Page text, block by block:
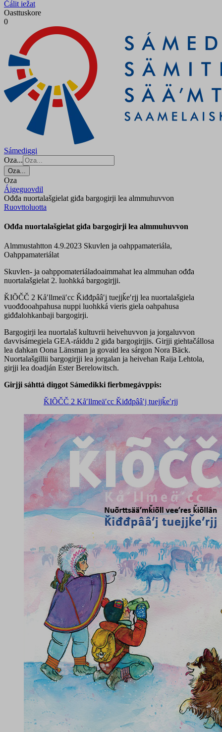
Čálit iežat
Oasttuskore
0
Sámediggi
Oza...
Oza...
Oza
Áigeguovdil
Ođđa nuortalašgielat giđa bargogirji lea almmuhuvvon
Ruovttoluotta
Ođđa nuortalašgielat giđa bargogirji lea almmuhuvvon
Almmustahtton 4.9.2023 Skuvlen ja oahppamateriála,
Oahppamateriálat
Skuvlen- ja oahppomateriáladoaimmahat lea almmuhan ođđa
nuortalašgielat 2. luohkká bargogirjji.
ǨIÕČČ 2 Kåʹllmeäʹcc Ǩiđđpââʹj tuejjǩeʹrjj lea nuortalašgiela
vuođđooahpahusa nuppi luohkká vieris giela oahpahusa
giđđalohkanbaji bargogirji.
Bargogirji lea nuortalaš kultuvrii heivehuvvon ja jorgaluvvon
davvisámegiela GEA-ráiddu 2 giđa bargogirjjis. Girjji giehtačállosa
lea dahkan Oona Länsman ja govaid lea sárgon Nora Bäck.
Nuortalašgillii bargogirjji lea jorgalan ja heivehan Raija Lehtola,
girjji lea doadján Ester Berelowitsch.
Girjji sáhttá diŋgot Sámedikki fierbmegávppis:
ǨIÕČČ 2 Kåʹllmeäʹcc Ǩiđđpââʹj tuejjǩeʹrjj